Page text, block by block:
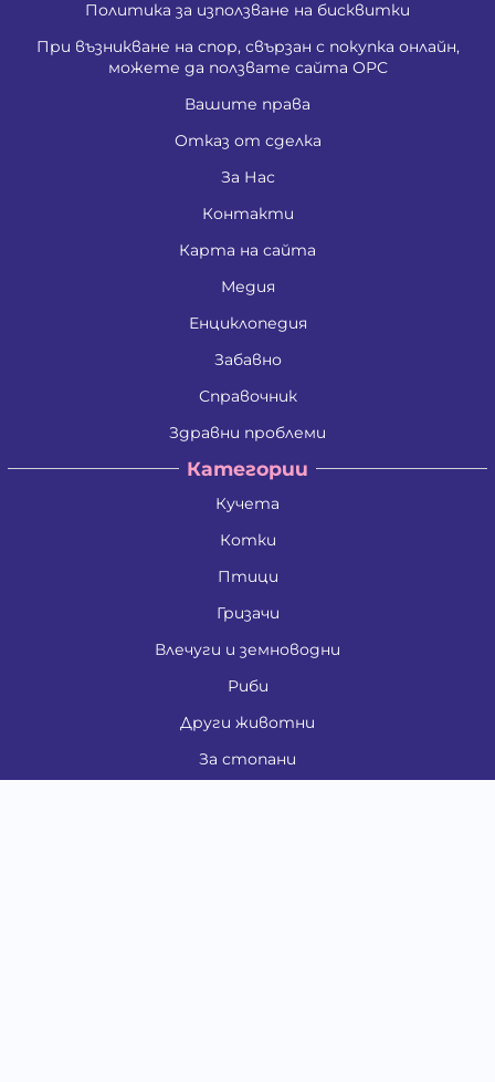
Политика за използване на бисквитки
При възникване на спор, свързан с покупка онлайн,
можете да ползвате сайта ОРС
Вашите права
Отказ от сделка
За Нас
Контакти
Карта на сайта
Медия
Енциклопедия
Забавно
Справочник
Здравни проблеми
Категории
Кучета
Котки
Птици
Гризачи
Влечуги и земноводни
Риби
Други животни
За стопани